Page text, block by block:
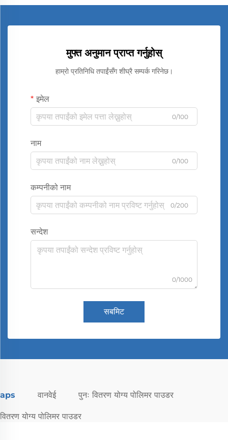
मुफ्त अनुमान प्राप्त गर्नुहोस्
हाम्रो प्रतिनिधि तपाईंसँग शीघ्रै सम्पर्क गरिनेछ।
इमेल
0/100
नाम
0/100
कम्पनीको नाम
0/200
सन्देश
0/1000
सबमिट
aps वानवेई पुनः वितरण योग्य पोलिमर पाउडर
वितरण योग्य पोलिमर पाउडर